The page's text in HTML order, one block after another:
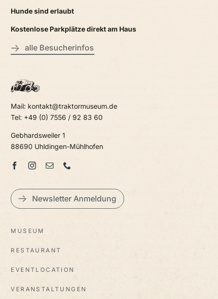
Hunde sind erlaubt
Kostenlose Parkplätze direkt am Haus
alle Besucherinfos
Mail: kontakt@traktormuseum.de
Tel: +49 (0) 7556 / 92 83 60
Gebhardsweiler 1
88690 Uhldingen-Mühlhofen
Newsletter Anmeldung
MUSEUM
RESTAURANT
EVENTLOCATION
VERANSTALTUNGEN